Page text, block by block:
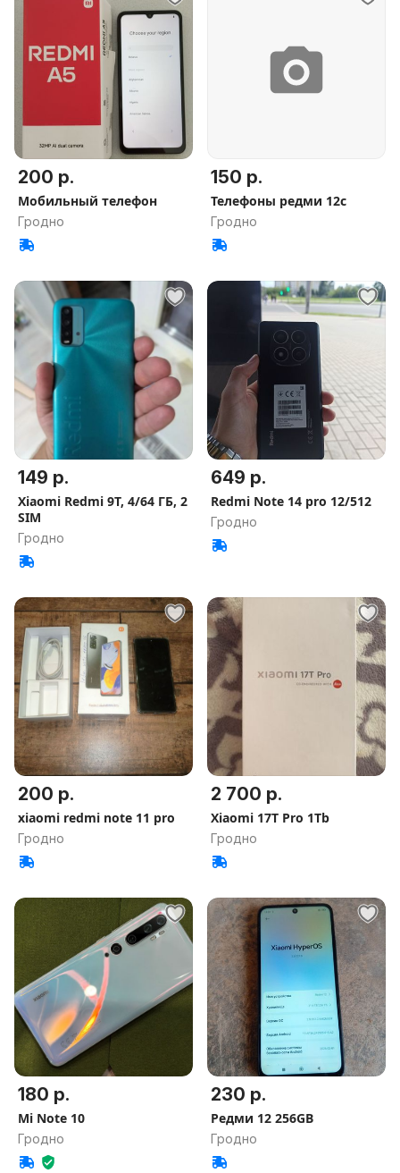
200 р.
Мобильный телефон
Гродно
150 р.
Телефоны редми 12с
Гродно
149 р.
Xiaomi Redmi 9T, 4/64 ГБ, 2
SIM
Гродно
649 р.
Redmi Note 14 pro 12/512
Гродно
200 р.
xiaomi redmi note 11 pro
Гродно
2 700 р.
Xiaomi 17T Pro 1Tb
Гродно
180 р.
Mi Note 10
Гродно
230 р.
Редми 12 256GB
Гродно